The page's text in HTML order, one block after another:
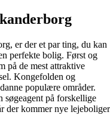
er der et par ting, du kan
perfekte bolig. Først og
på de mest attraktive
Kongefolden og
populære områder.
søgeagent på forskellige
der kommer nye lejeboliger